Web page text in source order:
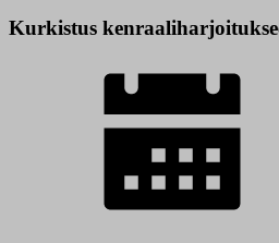
Kurkistus